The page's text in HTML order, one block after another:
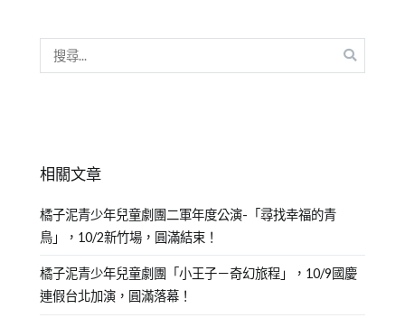
相關文章
橘子泥青少年兒童劇團二軍年度公演-「尋找幸福的青
鳥」，10/2新竹場，圓滿結束！
橘子泥青少年兒童劇團「小王子－奇幻旅程」，10/9國慶
連假台北加演，圓滿落幕！